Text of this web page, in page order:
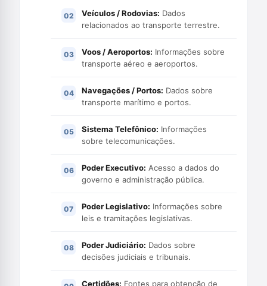
Veículos / Rodovias: Dados
relacionados ao transporte terrestre.
Voos / Aeroportos: Informações sobre
transporte aéreo e aeroportos.
Navegações / Portos: Dados sobre
transporte marítimo e portos.
Sistema Telefônico: Informações
sobre telecomunicações.
Poder Executivo: Acesso a dados do
governo e administração pública.
Poder Legislativo: Informações sobre
leis e tramitações legislativas.
Poder Judiciário: Dados sobre
decisões judiciais e tribunais.
Certidões: Fontes para obtenção de